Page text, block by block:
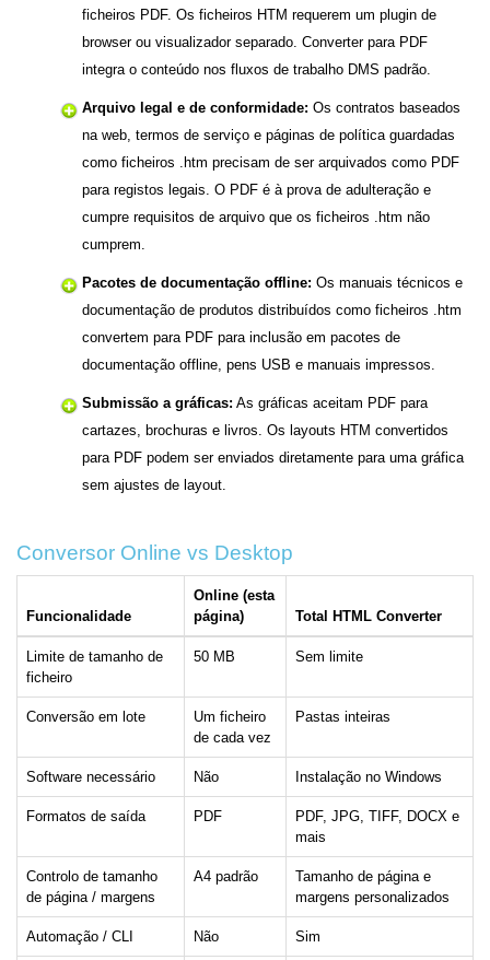
ficheiros PDF. Os ficheiros HTM requerem um plugin de
browser ou visualizador separado. Converter para PDF
integra o conteúdo nos fluxos de trabalho DMS padrão.
Arquivo legal e de conformidade: Os contratos baseados
na web, termos de serviço e páginas de política guardadas
como ficheiros .htm precisam de ser arquivados como PDF
para registos legais. O PDF é à prova de adulteração e
cumpre requisitos de arquivo que os ficheiros .htm não
cumprem.
Pacotes de documentação offline: Os manuais técnicos e
documentação de produtos distribuídos como ficheiros .htm
convertem para PDF para inclusão em pacotes de
documentação offline, pens USB e manuais impressos.
Submissão a gráficas: As gráficas aceitam PDF para
cartazes, brochuras e livros. Os layouts HTM convertidos
para PDF podem ser enviados diretamente para uma gráfica
sem ajustes de layout.
Conversor Online vs Desktop
Funcionalidade
Online (esta
página)
Total HTML Converter
Limite de tamanho de
ficheiro
50 MB Sem limite
Conversão em lote
Um ficheiro
de cada vez
Pastas inteiras
Software necessário Não Instalação no Windows
Formatos de saída PDF
PDF, JPG, TIFF, DOCX e
mais
Controlo de tamanho
de página / margens
A4 padrão
Tamanho de página e
margens personalizados
Automação / CLI Não Sim